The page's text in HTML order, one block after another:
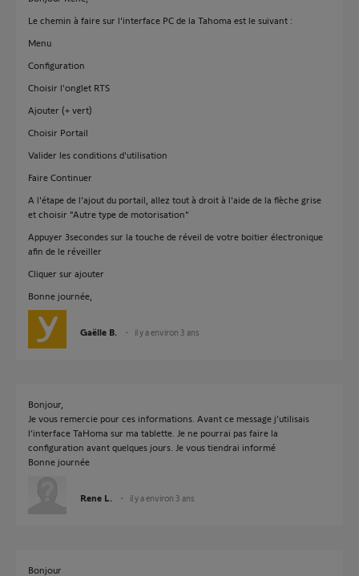
Le chemin à faire sur l'interface PC de la Tahoma est le suivant :
Menu
Configuration
Choisir l'onglet RTS
Ajouter (+ vert)
Choisir Portail
Valider les conditions d'utilisation
Faire Continuer
A l'étape de l'ajout du portail, allez tout à droit à l'aide de la flèche grise
et choisir "Autre type de motorisation"
Appuyer 3secondes sur la touche de réveil de votre boitier électronique
afin de le réveiller
Cliquer sur ajouter
Bonne journée,
Gaëlle B. il y a environ 3 ans
Bonjour,
Je vous remercie pour ces informations. Avant ce message j’utilisais
l’interface TaHoma sur ma tablette. Je ne pourrai pas faire la
configuration avant quelques jours. Je vous tiendrai informé
Bonne journée
Rene L. il y a environ 3 ans
Bonjour